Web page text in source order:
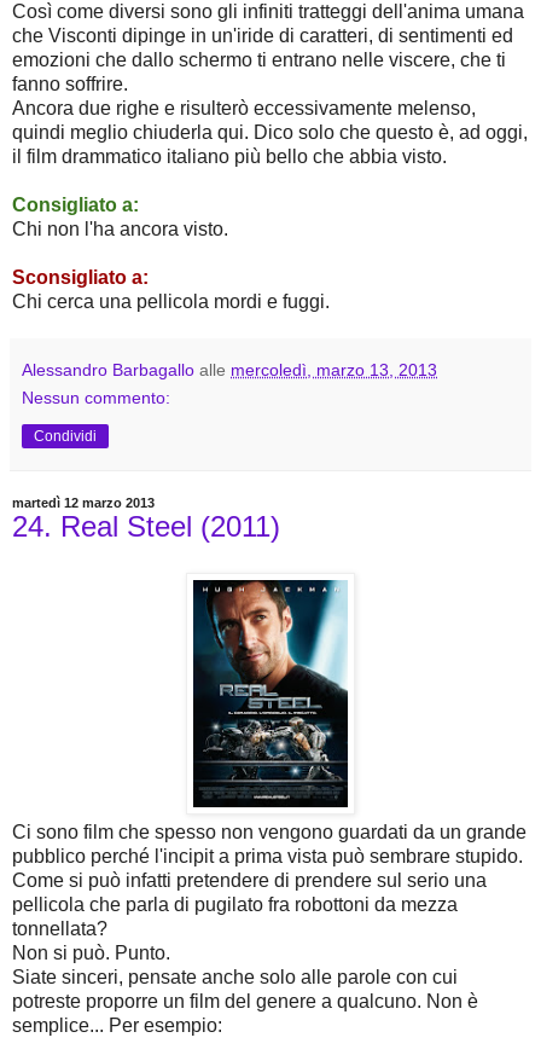
Così come diversi sono gli infiniti tratteggi dell'anima umana
che Visconti dipinge in un'iride di caratteri, di sentimenti ed
emozioni che dallo schermo ti entrano nelle viscere, che ti
fanno soffrire.
Ancora due righe e risulterò eccessivamente melenso,
quindi meglio chiuderla qui. Dico solo che questo è, ad oggi,
il film drammatico italiano più bello che abbia visto.
Consigliato a:
Chi non l'ha ancora visto.
Sconsigliato a:
Chi cerca una pellicola mordi e fuggi.
Alessandro Barbagallo alle mercoledì, marzo 13, 2013
Nessun commento:
Condividi
martedì 12 marzo 2013
24. Real Steel (2011)
Ci sono film che spesso non vengono guardati da un grande
pubblico perché l'incipit a prima vista può sembrare stupido.
Come si può infatti pretendere di prendere sul serio una
pellicola che parla di pugilato fra robottoni da mezza
tonnellata?
Non si può. Punto.
Siate sinceri, pensate anche solo alle parole con cui
potreste proporre un film del genere a qualcuno. Non è
semplice... Per esempio: